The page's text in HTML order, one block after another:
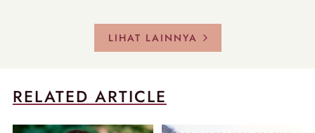
LIHAT LAINNYA
RELATED ARTICLE